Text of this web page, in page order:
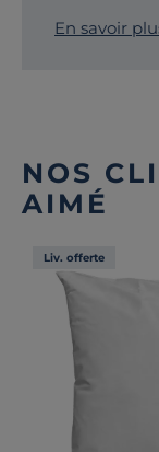
En savoir
NOS
AIMÉ
Liv. offerte